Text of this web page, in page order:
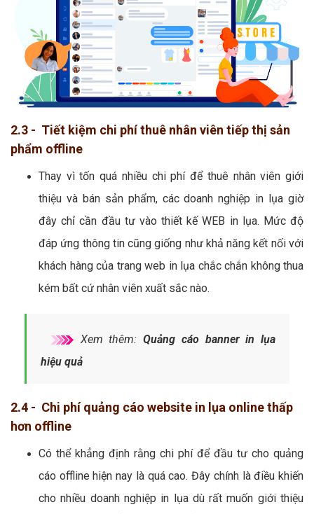
2.3 - Tiết kiệm chi phí thuê nhân viên tiếp thị sản
phẩm offline
Thay vì tốn quá nhiều chi phí để thuê nhân viên giới
thiệu và bán sản phẩm, các doanh nghiệp in lụa giờ
đây chỉ cần đầu tư vào thiết kế WEB in lụa. Mức độ
đáp ứng thông tin cũng giống như khả năng kết nối với
khách hàng của trang web in lụa chắc chắn không thua
kém bất cứ nhân viên xuất sắc nào.
Xem thêm:Quảng cáo banner in lụa
hiệu quả
2.4 - Chi phí quảng cáo website in lụa online thấp
hơn offline
Có thể khẳng định rằng chi phí để đầu tư cho quảng
cáo offline hiện nay là quá cao. Đây chính là điều khiến
cho nhiều doanh nghiệp in lụa dù rất muốn giới thiệu